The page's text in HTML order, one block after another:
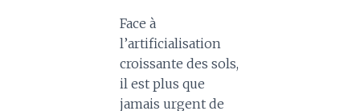
Face à
l’artificialisation
croissante des sols,
il est plus que
jamais urgent de